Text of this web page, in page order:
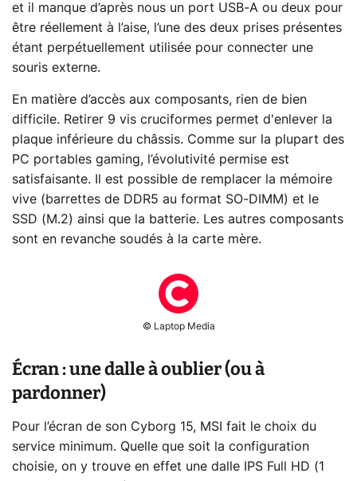
et il manque d’après nous un port USB-A ou deux pour
être réellement à l’aise, l’une des deux prises présentes
étant perpétuellement utilisée pour connecter une
souris externe.
En matière d’accès aux composants, rien de bien
difficile. Retirer 9 vis cruciformes permet d'enlever la
plaque inférieure du châssis. Comme sur la plupart des
PC portables gaming, l’évolutivité permise est
satisfaisante. Il est possible de remplacer la mémoire
vive (barrettes de DDR5 au format SO-DIMM) et le
SSD (M.2) ainsi que la batterie. Les autres composants
sont en revanche soudés à la carte mère.
© Laptop Media
Écran : une dalle à oublier (ou à
pardonner)
Pour l’écran de son Cyborg 15, MSI fait le choix du
service minimum. Quelle que soit la configuration
choisie, on y trouve en effet une dalle IPS Full HD (1